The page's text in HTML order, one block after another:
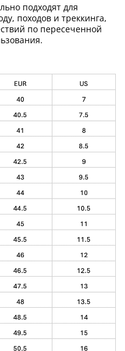
подходят для
походов и треккинга,
по пересеченной